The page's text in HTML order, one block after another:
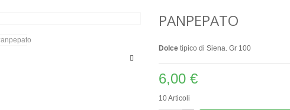
PANPEPATO
Dolcetipico di Siena. Gr 100
6,00 €
10Articoli